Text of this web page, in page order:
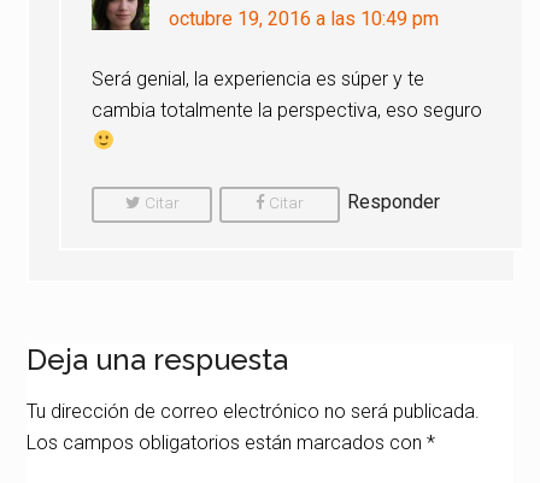
octubre 19, 2016 a las 10:49 pm
Será genial, la experiencia es súper y te
cambia totalmente la perspectiva, eso seguro
Citar
Comentario
Citar
Comentario
Responder
Deja una respuesta
Tu dirección de correo electrónico no será publicada.
Los campos obligatorios están marcados con*